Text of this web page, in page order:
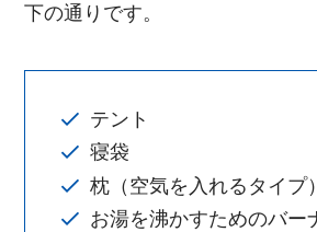
下の通りです。
テント
寝袋
枕（空気を入れるタイプ）
お湯を沸かすためのバー